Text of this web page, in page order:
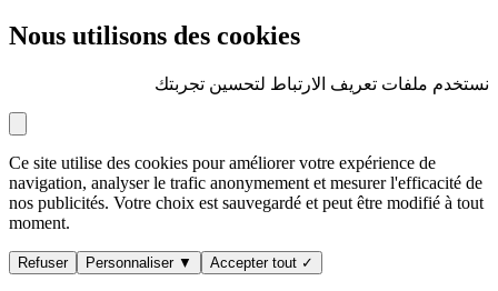
Nous utilisons des cookies
نستخدم ملفات تعريف الارتباط لتحسين تجربتك
Ce site utilise des cookies pour améliorer votre expérience de
navigation, analyser le trafic anonymement et mesurer l'efficacité de
nos publicités. Votre choix est sauvegardé et peut être modifié à tout
moment.
Refuser Personnaliser ▼ Accepter tout ✓